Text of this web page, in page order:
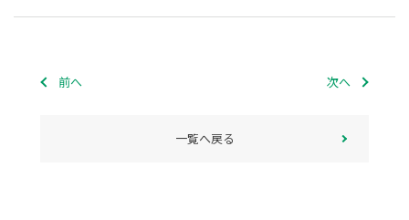
前へ 次へ
一覧へ戻る